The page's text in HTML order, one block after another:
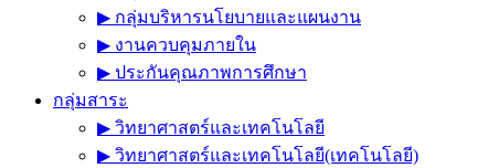
▶︎ กลุ่มบริหารนโยบายและแผนงาน
▶︎ งานควบคุมภายใน
▶︎ ประกันคุณภาพการศึกษา
กลุ่มสาระ
▶︎ วิทยาศาสตร์และเทคโนโลยี
▶︎ วิทยาศาสตร์และเทคโนโลยี(เทคโนโลยี)